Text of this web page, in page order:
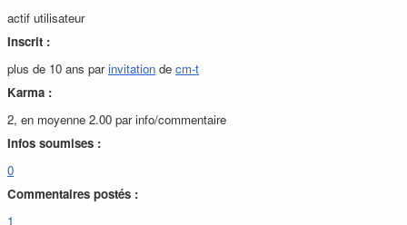
actif utilisateur
Inscrit :
plus de 10 ans parinvitation de cm-t
Karma :
2, en moyenne 2.00 par info/commentaire
Infos soumises :
0
Commentaires postés :
1